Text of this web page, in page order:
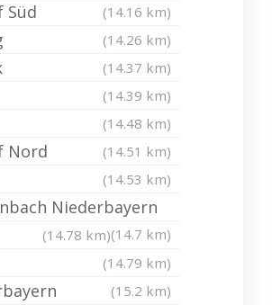
Süd (14.16 km)
(14.26 km)
(14.37 km)
(14.39 km)
(14.48 km)
Nord (14.51 km)
(14.53 km)
Niederbayern
(14.7 km)
(14.78 km)
(14.79 km)
(15.2 km)